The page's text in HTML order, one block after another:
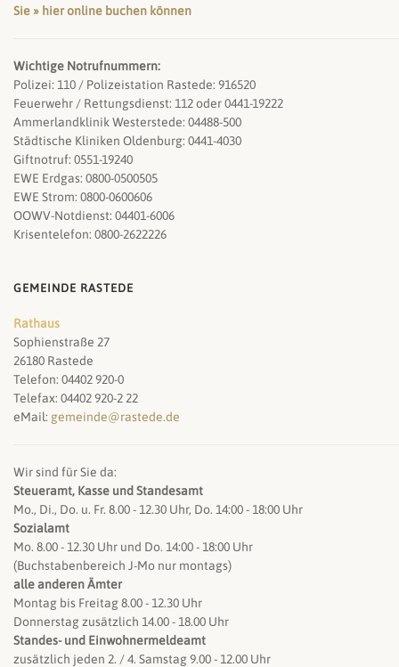
Sie » hier online buchen können
Wichtige Notrufnummern:
Polizei: 110 / Polizeistation Rastede: 916520
Feuerwehr / Rettungsdienst: 112 oder 0441-19222
Ammerlandklinik Westerstede: 04488-500
Städtische Kliniken Oldenburg: 0441-4030
Giftnotruf: 0551-19240
EWE Erdgas: 0800-0500505
EWE Strom: 0800-0600606
OOWV-Notdienst: 04401-6006
Krisentelefon: 0800-2622226
GEMEINDE RASTEDE
Rathaus
Sophienstraße 27
26180 Rastede
Telefon: 04402 920-0
Telefax: 04402 920-2 22
eMail: gemeinde@rastede.de
Wir sind für Sie da:
Steueramt, Kasse und Standesamt
Mo., Di., Do. u. Fr. 8.00 - 12.30 Uhr, Do. 14:00 - 18:00 Uhr
Sozialamt
Mo. 8.00 - 12.30 Uhr und Do. 14:00 - 18:00 Uhr
(Buchstabenbereich J-Mo nur montags)
alle anderen Ämter
Montag bis Freitag 8.00 - 12.30 Uhr
Donnerstag zusätzlich 14.00 - 18.00 Uhr
Standes- und Einwohnermeldeamt
zusätzlich jeden 2. / 4. Samstag 9.00 - 12.00 Uhr